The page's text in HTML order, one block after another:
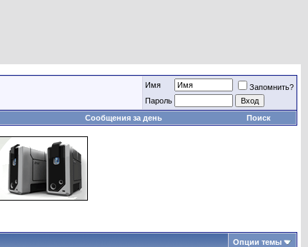
Имя
Запомнить?
Пароль
Сообщения за день Поиск
Опции темы